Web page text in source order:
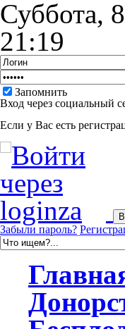
Суббота,
21:19
Запомнить
Вход через социальный
Если у Вас есть
Забыли пароль?